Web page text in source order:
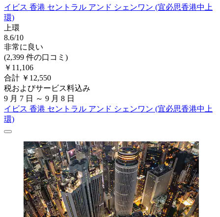
イビス 香港 セントラル アンド シェンワン (宜必思香港中上
環)
上環
8.6/10
非常に良い
(2,399 件の口コミ)
￥11,106
合計 ￥12,550
税およびサービス料込み
9 月 7 日 ～ 9 月 8 日
イビス 香港 セントラル アンド シェンワン (宜必思香港中上
環)